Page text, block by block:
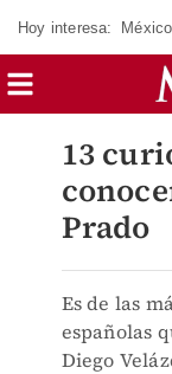
Hoy interesa:
13
Prado
Es de las
españolas
Diego